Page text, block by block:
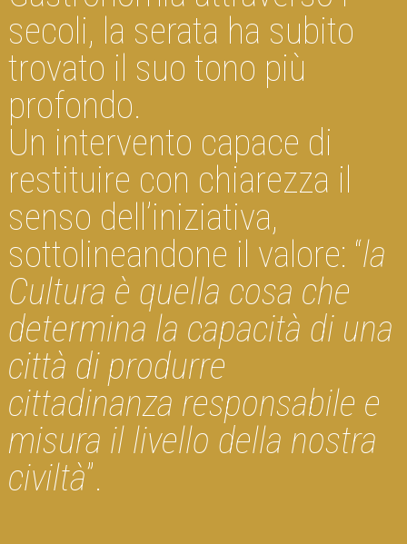
secoli, la serata ha subito
trovato il suo tono più
profondo.
Un intervento capace di
restituire con chiarezza il
senso dell’iniziativa,
sottolineandone il valore: “la
Cultura è quella cosa che
determina la capacità di una
città di produrre
cittadinanza responsabile e
misura il livello della nostra
civiltà”.